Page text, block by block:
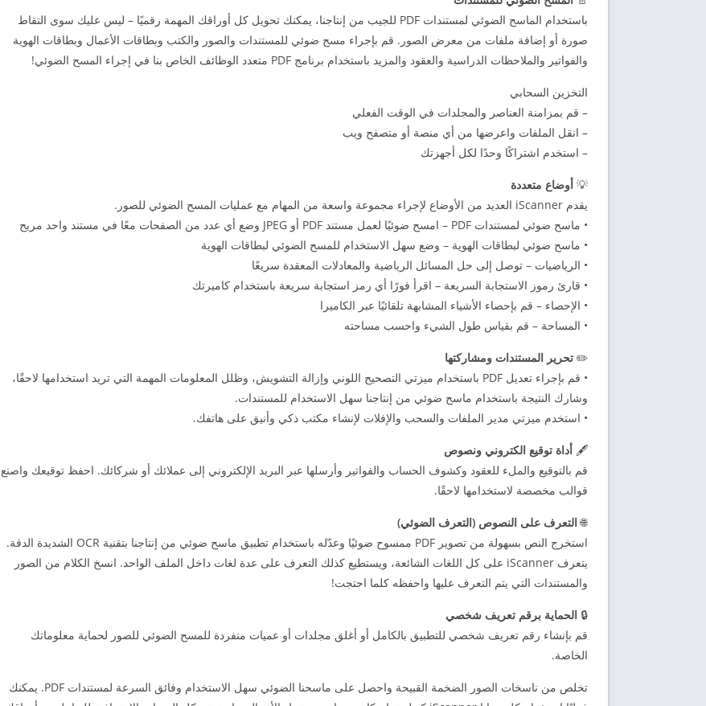
باستخدام الماسح الضوئي لمستندات PDF للجيب من إنتاجنا، يمكنك تحويل كل أوراقك المهمة رقميًا – ليس عليك سوى التقاط
صورة أو إضافة ملفات من معرض الصور. قم بإجراء مسح ضوئي للمستندات والصور والكتب وبطاقات الأعمال وبطاقات الهوية
والفواتير والملاحظات الدراسية والعقود والمزيد باستخدام برنامج PDF متعدد الوظائف الخاص بنا في إجراء المسح الضوئي!
التخزين السحابي
– قم بمزامنة العناصر والمجلدات في الوقت الفعلي
– انقل الملفات واعرضها من أي منصة أو متصفح ويب
– استخدم اشتراكًا وحدًا لكل أجهزتك
💡 أوضاع متعددة
يقدم iScanner العديد من الأوضاع لإجراء مجموعة واسعة من المهام مع عمليات المسح الضوئي للصور.
• ماسح ضوئي لمستندات PDF – امسح ضوئيًا لعمل مستند PDF أو JPEG وضع أي عدد من الصفحات معًا في مستند واحد مريح
• ماسح ضوئي لبطاقات الهوية – وضع سهل الاستخدام للمسح الضوئي لبطاقات الهوية
• الرياضيات – توصل إلى حل المسائل الرياضية والمعادلات المعقدة سريعًا
• قارئ رموز الاستجابة السريعة – اقرأ فورًا أي رمز استجابة سريعة باستخدام كاميرتك
• الإحصاء – قم بإحصاء الأشياء المشابهة تلقائيًا عبر الكاميرا
• المساحة – قم بقياس طول الشيء واحسب مساحته
✏️ تحرير المستندات ومشاركتها
• قم بإجراء تعديل PDF باستخدام ميزتي التصحيح اللوني وإزالة التشويش، وظلل المعلومات المهمة التي تريد استخدامها لاحقًا،
وشارك النتيجة باستخدام ماسح ضوئي من إنتاجنا سهل الاستخدام للمستندات.
• استخدم ميزتي مدير الملفات والسحب والإفلات لإنشاء مكتب ذكي وأنيق على هاتفك.
🖋️ أداة توقيع الكتروني ونصوص
قم بالتوقيع والملء للعقود وكشوف الحساب والفواتير وأرسلها عبر البريد الإلكتروني إلى عملائك أو شركائك. احفظ توقيعك واصنع
قوالب مخصصة لاستخدامها لاحقًا.
🌐التعرف على النصوص (التعرف الضوئي)
استخرج النص بسهولة من تصوير PDF ممسوح ضوئيًا وعدّله باستخدام تطبيق ماسح ضوئي من إنتاجنا بتقنية OCR الشديدة الدقة.
يتعرف iScanner على كل اللغات الشائعة، ويستطيع كذلك التعرف على عدة لغات داخل الملف الواحد. انسخ الكلام من الصور
والمستندات التي يتم التعرف عليها واحفظه كلما احتجت!
🔒 الحماية برقم تعريف شخصي
قم بإنشاء رقم تعريف شخصي للتطبيق بالكامل أو أغلق مجلدات أو عميات منفردة للمسح الضوئي للصور لحماية معلوماتك
الخاصة.
تخلص من ناسخات الصور الضخمة القبيحة واحصل على ماسحنا الضوئي سهل الاستخدام وفائق السرعة لمستندات PDF. يمكنك